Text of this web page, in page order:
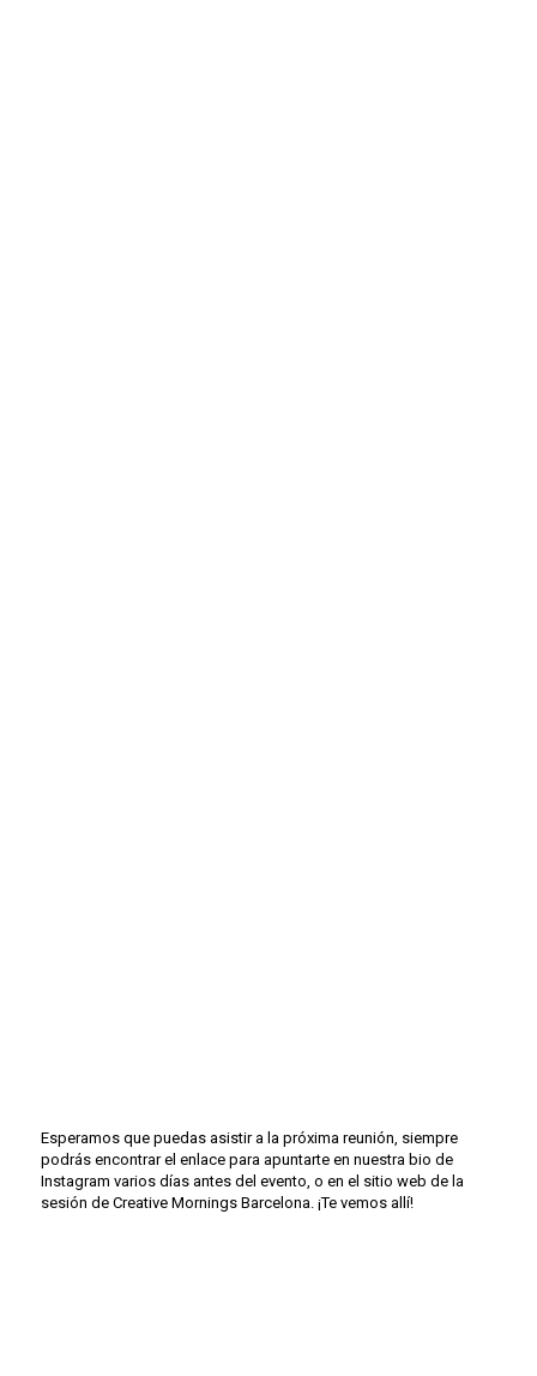
Esperamos que puedas asistir a la próxima reunión, siempre
podrás encontrar el enlace para apuntarte en nuestra bio de
Instagram varios días antes del evento, o en el sitio web de la
sesión de Creative Mornings Barcelona. ¡Te vemos allí!